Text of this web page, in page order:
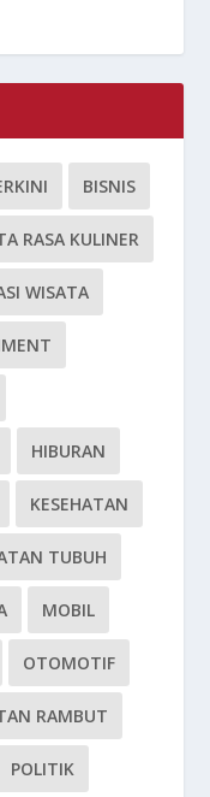
BISNIS
RASA KULINER
WISATA
HIBURAN
KESEHATAN
TUBUH
MOBIL
OTOMOTIF
RAMBUT
POLITIK